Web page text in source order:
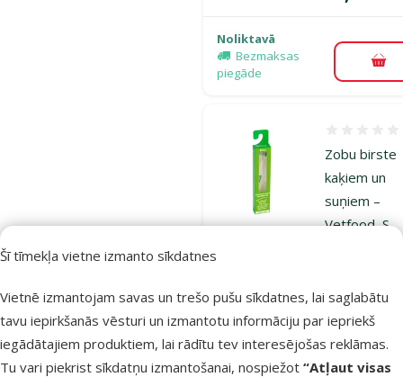
Šī tīmekļa vietne izmanto sīkdatnes
Vietnē izmantojam savas un trešo pušu sīkdatnes, lai saglabātu
tavu iepirkšanās vēsturi un izmantotu informāciju par iepriekš
iegādātajiem produktiem, lai rādītu tev interesējošas reklāmas.
Tu vari piekrist sīkdatņu izmantošanai, nospiežot “Atļaut visas
Noliktavā
Bezmaksas
piegāde
Zobu birste
kaķiem un
suņiem –
Vetfood, S